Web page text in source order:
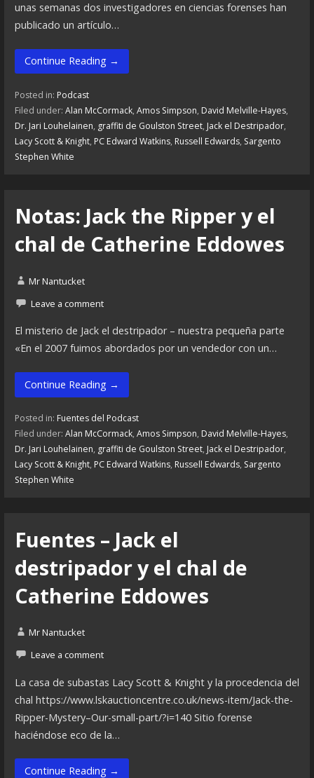
unas semanas dos investigadores en ciencias forenses han
publicado un artículo…
Continue Reading →
Posted in: Podcast
Filed under: Alan McCormack, Amos Simpson, David Melville-Hayes,
Dr. Jari Louhelainen, graffiti de Goulston Street, Jack el Destripador,
Lacy Scott & Knight, PC Edward Watkins, Russell Edwards, Sargento
Stephen White
Notas: Jack the Ripper y el
chal de Catherine Eddowes
Mr Nantucket
Leave a comment
El misterio de Jack el destripador – nuestra pequeña parte
«En el 2007 fuimos abordados por un vendedor con un…
Continue Reading →
Posted in: Fuentes del Podcast
Filed under: Alan McCormack, Amos Simpson, David Melville-Hayes,
Dr. Jari Louhelainen, graffiti de Goulston Street, Jack el Destripador,
Lacy Scott & Knight, PC Edward Watkins, Russell Edwards, Sargento
Stephen White
Fuentes – Jack el
destripador y el chal de
Catherine Eddowes
Mr Nantucket
Leave a comment
La casa de subastas Lacy Scott & Knight y la procedencia del
chal https://www.lskauctioncentre.co.uk/news-item/Jack-the-
Ripper-Mystery–Our-small-part/?i=140 Sitio forense
haciéndose eco de la…
Continue Reading →